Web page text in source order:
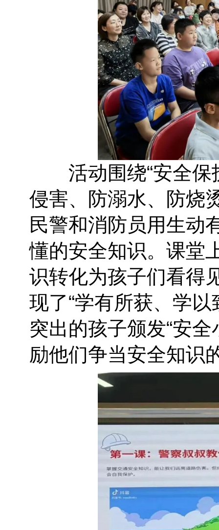
活动围绕“安全保
侵害、防溺水、防烧
民警和消防员用生动
懂的安全知识。课堂
识转化为孩子们看得
现了“学有所获、学
突出的孩子颁发“安
励他们争当安全知识